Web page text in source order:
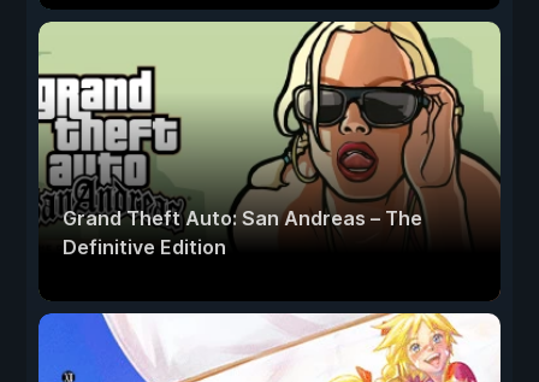
Grand Theft Auto: San Andreas – The
Definitive Edition